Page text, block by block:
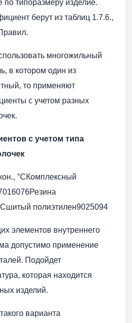
типоразмеру изделие.
берут из таблиц 1.7.6.,
многожильный
в котором один из
то применяют
с учетом разных
с учетом типа
°CКомплексный
полиэтилен9025094
элементов внутреннего
допустимо применение
Подойдет
которая находится
изделий.
варианта